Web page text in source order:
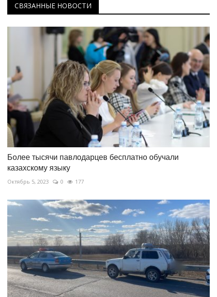
СВЯЗАННЫЕ НОВОСТИ
Более тысячи павлодарцев бесплатно обучали
казахскому языку
Октябрь 5, 2023 0 177